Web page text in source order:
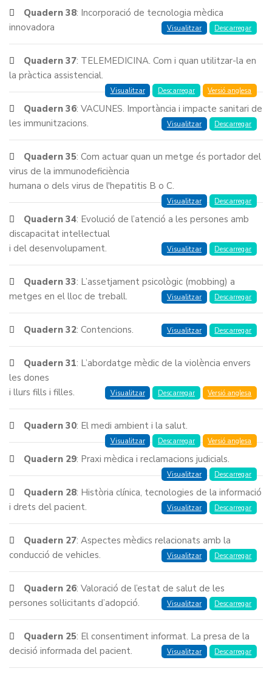
Quadern 38: Incorporació de tecnologia mèdica
innovadora
Visualitzar Descarregar
Quadern 37: TELEMEDICINA. Com i quan utilitzar-la en
la pràctica assistencial.
Visualitzar Descarregar Versió anglesa
Quadern 36: VACUNES. Importància i impacte sanitari de
les immunitzacions.
Visualitzar Descarregar
Quadern 35: Com actuar quan un metge és portador del
virus de la immunodeficiència
humana o dels virus de l'hepatitis B o C.
Visualitzar Descarregar
Quadern 34: Evolució de l’atenció a les persones amb
discapacitat intel·lectual
i del desenvolupament.
Visualitzar Descarregar
Quadern 33: L’assetjament psicològic (mobbing) a
metges en el lloc de treball.
Visualitzar Descarregar
Quadern 32: Contencions. Visualitzar Descarregar
Quadern 31: L’abordatge mèdic de la violència envers
les dones
i llurs fills i filles.
Visualitzar Descarregar Versió anglesa
Quadern 30: El medi ambient i la salut.
Visualitzar Descarregar Versió anglesa
Quadern 29: Praxi mèdica i reclamacions judicials.
Visualitzar Descarregar
Quadern 28: Història clínica, tecnologies de la informació
i drets del pacient.
Visualitzar Descarregar
Quadern 27: Aspectes mèdics relacionats amb la
conducció de vehicles.
Visualitzar Descarregar
Quadern 26: Valoració de l’estat de salut de les
persones sol·licitants d’adopció.
Visualitzar Descarregar
Quadern 25: El consentiment informat. La presa de la
decisió informada del pacient.
Visualitzar Descarregar